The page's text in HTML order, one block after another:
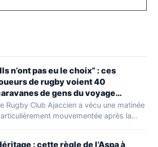
n’ont pas eu le choix” : ces
de rugby voient 40
de gens du voyage
dans leur stade, ils les
en moins d’1 heure
Rugby Club Ajaccien a vécu une matinée
mouvementée après la
: cette règle de l’Aspa à